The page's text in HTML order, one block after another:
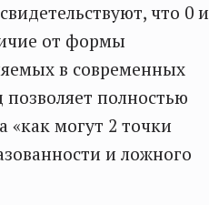
что 0 и
от формы
в современных
позволяет полностью
«как могут 2 точки
и ложного